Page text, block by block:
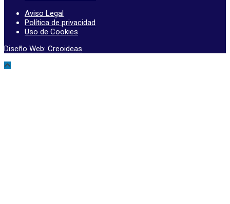
Aviso Legal
Política de privacidad
Uso de Cookies
Diseño Web: Creoideas